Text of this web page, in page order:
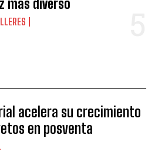
más diverso
acelera su crecimiento
en posventa